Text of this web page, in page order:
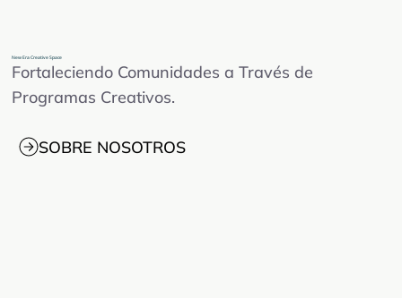
New Era Creative Space
Fortaleciendo Comunidades a Través de
Programas Creativos.
SOBRE NOSOTROS